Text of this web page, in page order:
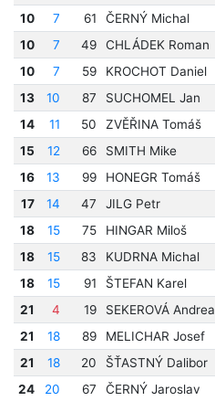
10
7 61 ČERNÝ Michal
10
7 49 CHLÁDEK Roman
10
7 59 KROCHOT Daniel
13
10 87 SUCHOMEL Jan
14
11 50 ZVĚŘINA Tomáš
15
12 66 SMITH Mike
16
13 99 HONEGR Tomáš
17
14 47 JILG Petr
18
15 75 HINGAR Miloš
18
15 83 KUDRNA Michal
18
15 91 ŠTEFAN Karel
21
4 19 SEKEROVÁ Andrea
21
18 89 MELICHAR Josef
21
18 20 ŠŤASTNÝ Dalibor
24
20 67 ČERNÝ Jaroslav